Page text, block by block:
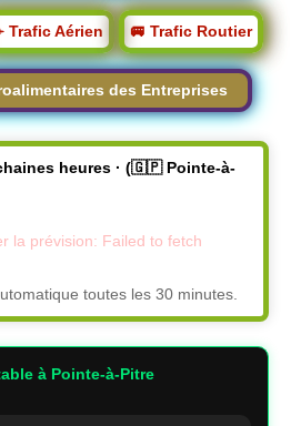
Trafic Aérien 🚐 Trafic Routier
des Entreprises
heures · (🇬🇵 Pointe-à-
la prévision: Failed to fetch
toutes les 30 minutes.
à Pointe-à-Pitre